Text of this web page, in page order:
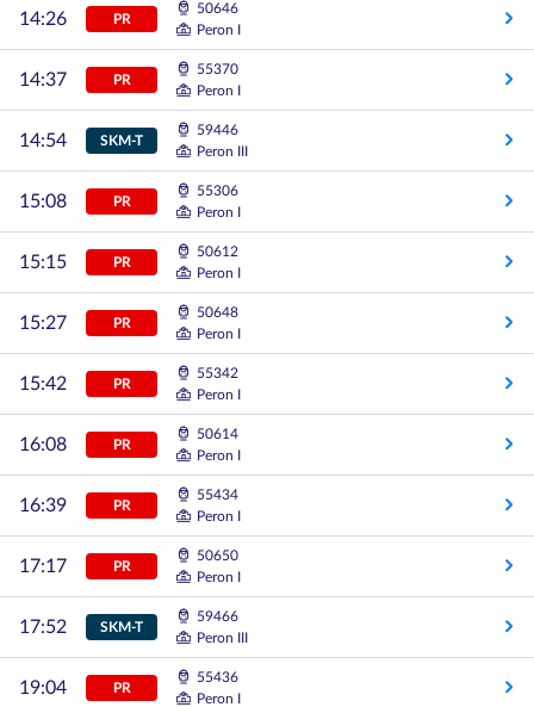
14:26 PR
50646
Peron I
14:37 PR
55370
Peron I
14:54 SKM-T
59446
Peron III
15:08 PR
55306
Peron I
15:15 PR
50612
Peron I
15:27 PR
50648
Peron I
15:42 PR
55342
Peron I
16:08 PR
50614
Peron I
16:39 PR
55434
Peron I
17:17 PR
50650
Peron I
17:52 SKM-T
59466
Peron III
19:04 PR
55436
Peron I